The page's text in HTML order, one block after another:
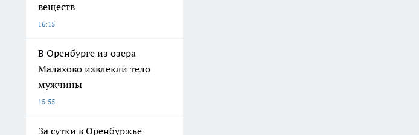
веществ
16:15
В Оренбурге из озера
Малахово извлекли тело
мужчины
15:55
За сутки в Оренбуржье